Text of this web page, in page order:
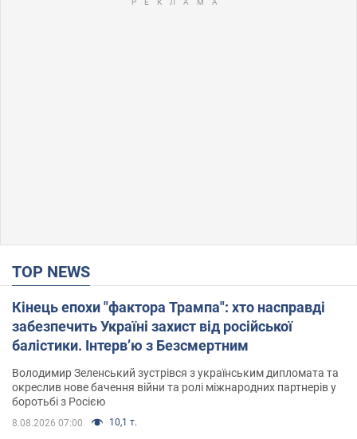
TOP NEWS
Кінець епохи "фактора Трампа": хто насправді
забезпечить Україні захист від російської
балістики. Інтерв’ю з Безсмертним
Володимир Зеленський зустрівся з українським дипломата та
окреслив нове бачення війни та ролі міжнародних партнерів у
боротьбі з Росією
8.08.2026 07:00 10,1 т.